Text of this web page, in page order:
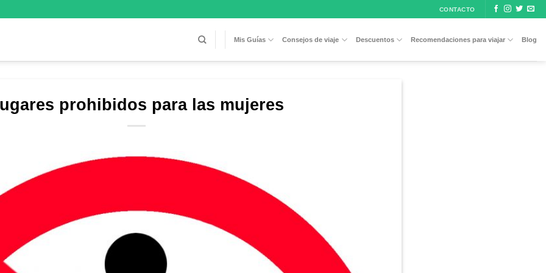
CONTACTO
Mis Guías Consejos de viaje Descuentos Recomendaciones para viajar Blog
prohibidos para las mujeres